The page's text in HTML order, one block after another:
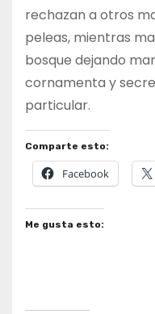
rechazan a otros
peleas, mientras
bosque dejando
cornamenta y
particular.
Comparte esto:
Facebook
Me gusta esto: